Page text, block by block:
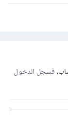
فسجل الدخول